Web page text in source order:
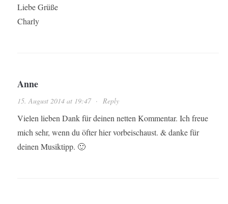
Liebe Grüße
Charly
Anne
15. August 2014 at 19:47· Reply
Vielen lieben Dank für deinen netten Kommentar. Ich freue
mich sehr, wenn du öfter hier vorbeischaust. & danke für
deinen Musiktipp. 🙂